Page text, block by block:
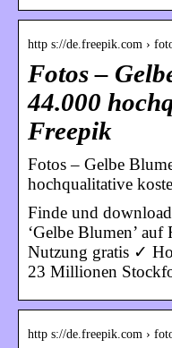
http s://de.freepik.com ›
Fotos –
44.000
Freepik
Fotos – Gelbe
hochqualitative
Finde und
‘Gelbe Blumen’
Nutzung gratis ✓
23 Millionen
http s://de.freepik.com ›